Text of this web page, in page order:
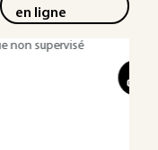
en ligne